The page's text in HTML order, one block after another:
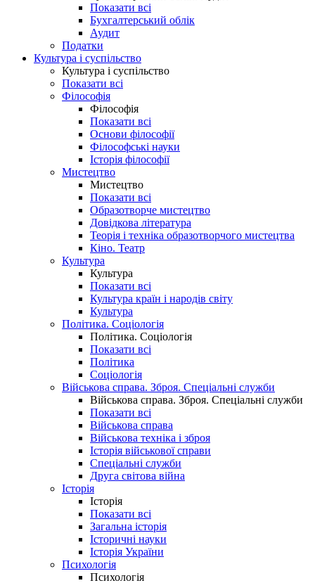
Показати всі
Бухгалтерський облік
Аудит
Податки
Культура і суспільство
Культура і суспільство
Показати всі
Філософія
Філософія
Показати всі
Основи філософії
Філософські науки
Історія філософії
Мистецтво
Мистецтво
Показати всі
Образотворче мистецтво
Довідкова література
Теорія і техніка образотворчого мистецтва
Кіно. Театр
Культура
Культура
Показати всі
Культура країн і народів світу
Культура
Політика. Соціологія
Політика. Соціологія
Показати всі
Політика
Соціологія
Військова справа. Зброя. Спеціальні служби
Військова справа. Зброя. Спеціальні служби
Показати всі
Військова справа
Військова техніка і зброя
Історія військової справи
Спеціальні служби
Друга світова війна
Історія
Історія
Показати всі
Загальна історія
Історичні науки
Історія України
Психологія
Психологія